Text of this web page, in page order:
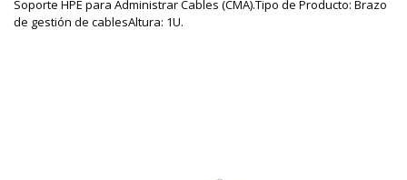
Soporte HPE para Administrar Cables (CMA).Tipo de Producto: Brazo
de gestión de cablesAltura: 1U.